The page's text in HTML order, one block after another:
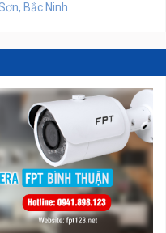
Bắc Ninh